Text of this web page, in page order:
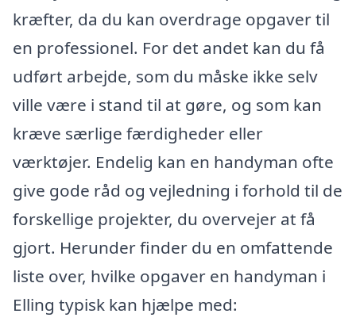
kræfter, da du kan overdrage opgaver til
en professionel. For det andet kan du få
udført arbejde, som du måske ikke selv
ville være i stand til at gøre, og som kan
kræve særlige færdigheder eller
værktøjer. Endelig kan en handyman ofte
give gode råd og vejledning i forhold til de
forskellige projekter, du overvejer at få
gjort. Herunder finder du en omfattende
liste over, hvilke opgaver en handyman i
Elling typisk kan hjælpe med: